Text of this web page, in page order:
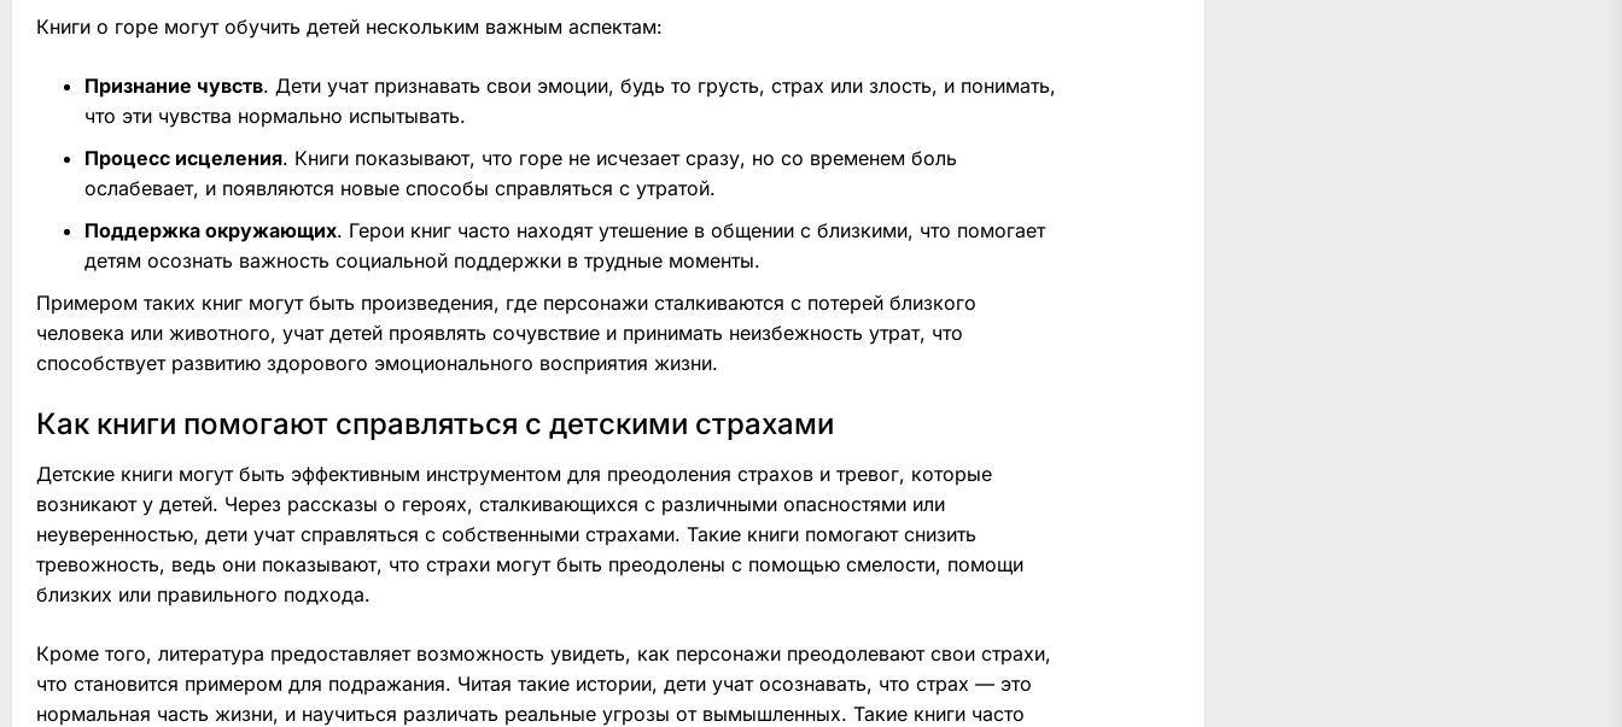
Книги о горе могут обучить детей нескольким важным аспектам:
Признание чувств. Дети учат признавать свои эмоции, будь то грусть, страх или злость, и понимать,
что эти чувства нормально испытывать.
Процесс исцеления. Книги показывают, что горе не исчезает сразу, но со временем боль
ослабевает, и появляются новые способы справляться с утратой.
Поддержка окружающих. Герои книг часто находят утешение в общении с близкими, что помогает
детям осознать важность социальной поддержки в трудные моменты.
Примером таких книг могут быть произведения, где персонажи сталкиваются с потерей близкого
человека или животного, учат детей проявлять сочувствие и принимать неизбежность утрат, что
способствует развитию здорового эмоционального восприятия жизни.
Как книги помогают справляться с детскими страхами
Детские книги могут быть эффективным инструментом для преодоления страхов и тревог, которые
возникают у детей. Через рассказы о героях, сталкивающихся с различными опасностями или
неуверенностью, дети учат справляться с собственными страхами. Такие книги помогают снизить
тревожность, ведь они показывают, что страхи могут быть преодолены с помощью смелости, помощи
близких или правильного подхода.
Кроме того, литература предоставляет возможность увидеть, как персонажи преодолевают свои страхи,
что становится примером для подражания. Читая такие истории, дети учат осознавать, что страх — это
нормальная часть жизни, и научиться различать реальные угрозы от вымышленных. Такие книги часто